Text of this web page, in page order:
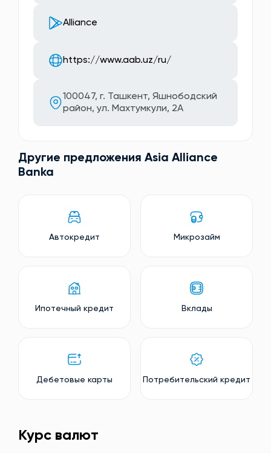
Alliance
https://www.aab.uz/ru/
100047, г. Ташкент, Яшнободский
район, ул. Махтумкули, 2А
Другие предложения Asia Alliance
Banka
Автокредит Микрозайм
Ипотечный кредит Вклады
Дебетовые карты Потребительский кредит
Курс валют